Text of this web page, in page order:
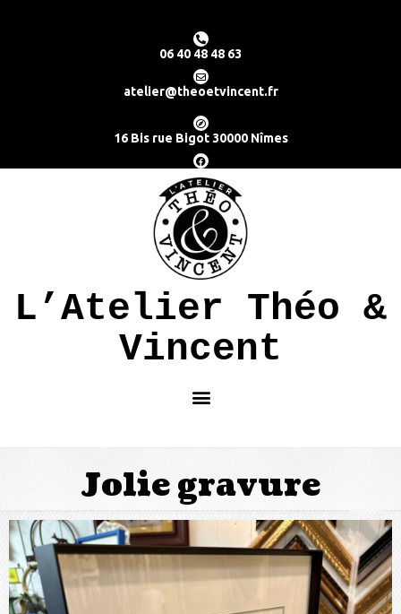
06 40 48 48 63
atelier@theoetvincent.fr
16 Bis rue Bigot 30000 Nîmes
L’Atelier Théo &
Vincent
Jolie gravure